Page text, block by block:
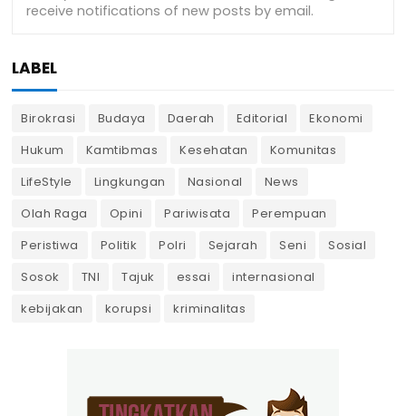
LABEL
Birokrasi Budaya Daerah Editorial
Ekonomi
Hukum
Kamtibmas Kesehatan
Komunitas
LifeStyle
Lingkungan Nasional
News
Olah Raga
Opini Pariwisata
Perempuan
Peristiwa
Politik Polri Sejarah Seni
Sosial
Sosok
TNI Tajuk essai
internasional
kebijakan
korupsi kriminalitas